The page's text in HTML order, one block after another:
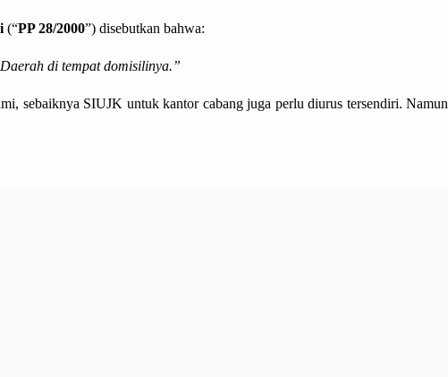
(“PP 28/2000”) disebutkan bahwa:
di tempat domisilinya.”
sebaiknya SIUJK untuk kantor cabang juga perlu diurus tersendiri. Namun